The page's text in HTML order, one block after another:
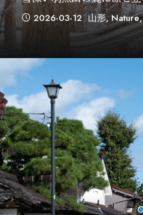
2026-03-12 山形,Nature,